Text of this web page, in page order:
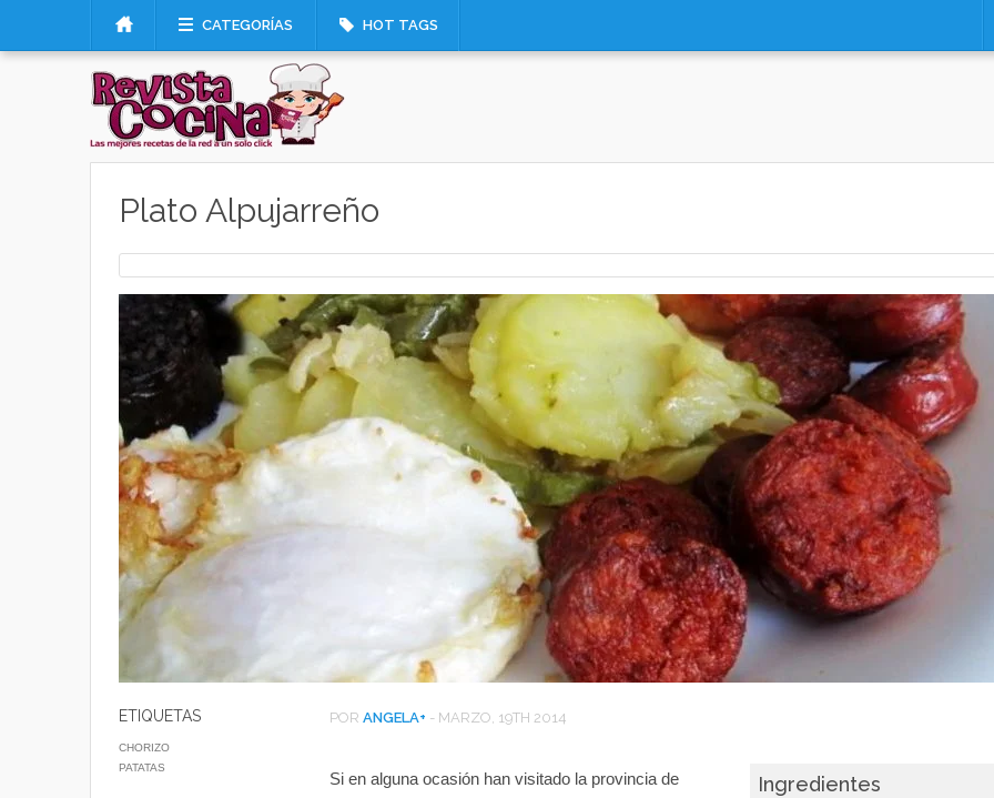
CATEGORÍAS HOT TAGS
Plato Alpujarreño
ETIQUETAS
CHORIZO
PATATAS
POR ANGELA+ - MARZO, 19TH 2014
Ingredientes
Si en alguna ocasión han visitado la provincia de